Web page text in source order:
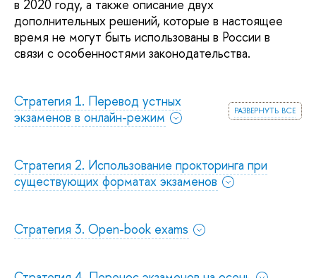
в 2020 году, а также описание двух
дополнительных решений, которые в настоящее
время не могут быть использованы в России в
связи с особенностями законодательства.
развернуть все
Стратегия 1. Перевод устных
экзаменов в онлайн-режим
Стратегия 2. Использование прокторинга при
существующих форматах экзаменов
Стратегия 3. Open-book exams